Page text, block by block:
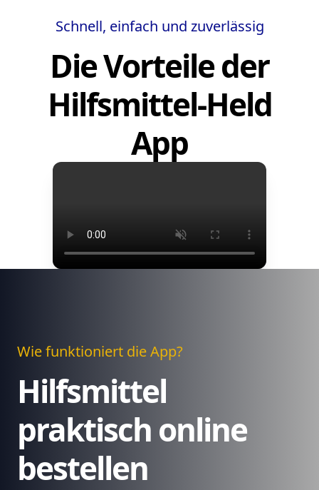
Schnell, einfach und zuverlässig
Die Vorteile der
Hilfsmittel-Held
App
Wie funktioniert die App?
Hilfsmittel
praktisch online
bestellen